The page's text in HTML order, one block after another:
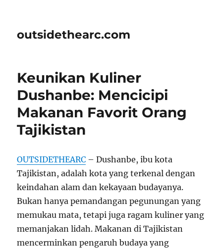
outsidethearc.com
Keunikan Kuliner
Dushanbe: Mencicipi
Makanan Favorit Orang
Tajikistan
OUTSIDETHEARC – Dushanbe, ibu kota
Tajikistan, adalah kota yang terkenal dengan
keindahan alam dan kekayaan budayanya.
Bukan hanya pemandangan pegunungan yang
memukau mata, tetapi juga ragam kuliner yang
memanjakan lidah. Makanan di Tajikistan
mencerminkan pengaruh budaya yang